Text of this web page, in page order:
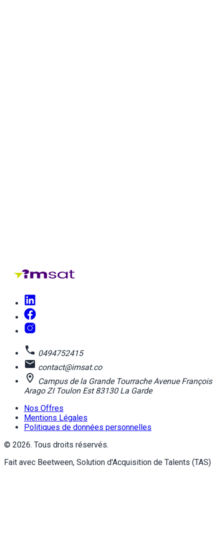
0494752415
contact@imsat.co
Campus de la Grande Tourrache Avenue François
Arago ZI Toulon Est 83130 La Garde
Nos Offres
Mentions Légales
Politiques de données personnelles
© 2026. Tous droits réservés.
Fait avec Beetween, Solution d'Acquisition de Talents (TAS)